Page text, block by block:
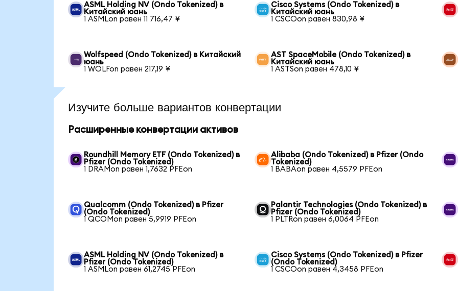
ASML Holding NV (Ondo Tokenized) в
Китайский юань
1 ASMLon равен 11 716,47 ¥
Cisco Systems (Ondo Tokenized) в
Китайский юань
1 CSCOon равен 830,98 ¥
Wolfspeed (Ondo Tokenized) в Китайский
юань
1 WOLFon равен 217,19 ¥
AST SpaceMobile (Ondo Tokenized) в
Китайский юань
1 ASTSon равен 478,10 ¥
Изучите больше вариантов конвертации
Расширенные конвертации активов
Roundhill Memory ETF (Ondo Tokenized) в
Pfizer (Ondo Tokenized)
1 DRAMon равен 1,7632 PFEon
Alibaba (Ondo Tokenized) в Pfizer (Ondo
Tokenized)
1 BABAon равен 4,5579 PFEon
Qualcomm (Ondo Tokenized) в Pfizer
(Ondo Tokenized)
1 QCOMon равен 5,9919 PFEon
Palantir Technologies (Ondo Tokenized) в
Pfizer (Ondo Tokenized)
1 PLTRon равен 6,0064 PFEon
ASML Holding NV (Ondo Tokenized) в
Pfizer (Ondo Tokenized)
1 ASMLon равен 61,2745 PFEon
Cisco Systems (Ondo Tokenized) в Pfizer
(Ondo Tokenized)
1 CSCOon равен 4,3458 PFEon